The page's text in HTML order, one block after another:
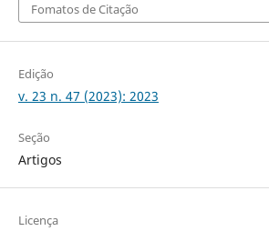
Fomatos de Citação
Edição
v. 23 n. 47 (2023): 2023
Seção
Artigos
Licença